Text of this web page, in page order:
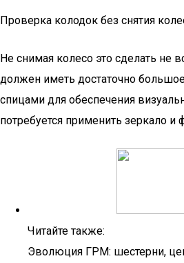
Проверка колодок без снятия
Не снимая колесо это сделать не
должен иметь достаточно
спицами для обеспечения
потребуется применить зеркало и
Читайте также:
Эволюция ГРМ: шестерни,